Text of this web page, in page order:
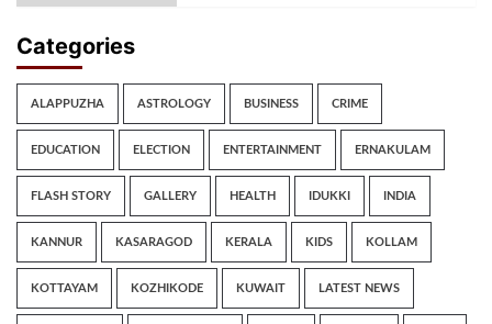
Categories
ALAPPUZHA ASTROLOGY BUSINESS CRIME
EDUCATION ELECTION ENTERTAINMENT ERNAKULAM
FLASH STORY GALLERY HEALTH IDUKKI INDIA
KANNUR KASARAGOD KERALA KIDS KOLLAM
KOTTAYAM KOZHIKODE KUWAIT LATEST NEWS